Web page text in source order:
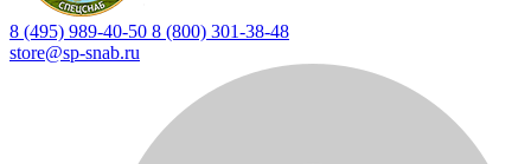
8 (495) 989-40-50 8 (800) 301-38-48
store@sp-snab.ru